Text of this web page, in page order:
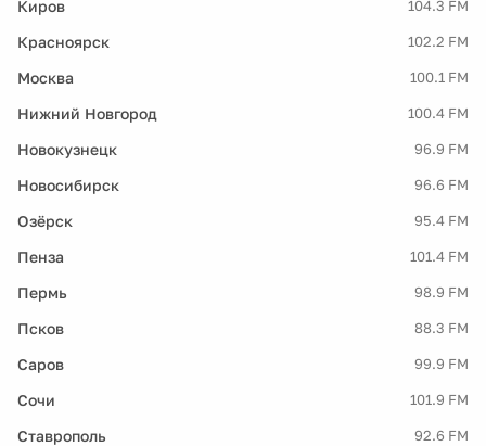
Киров 104.3 FM
Красноярск 102.2 FM
Москва 100.1 FM
Нижний Новгород 100.4 FM
Новокузнецк 96.9 FM
Новосибирск 96.6 FM
Озёрск 95.4 FM
Пенза 101.4 FM
Пермь 98.9 FM
Псков 88.3 FM
Саров 99.9 FM
Сочи 101.9 FM
Ставрополь 92.6 FM